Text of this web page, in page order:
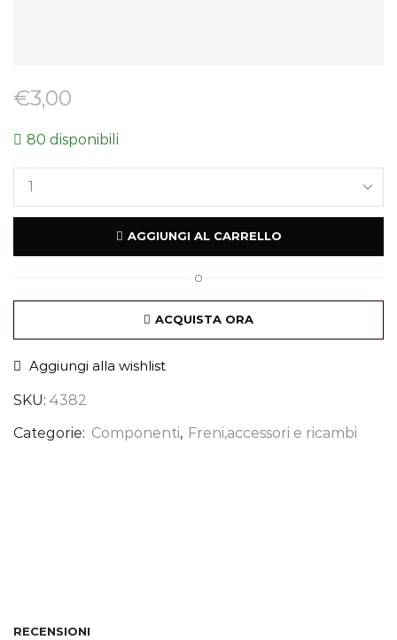
€3,00
80 disponibili
AGGIUNGI AL CARRELLO
O
ACQUISTA ORA
Aggiungi alla wishlist
SKU: 4382
Categorie: Componenti, Freni,accessori e ricambi
RECENSIONI